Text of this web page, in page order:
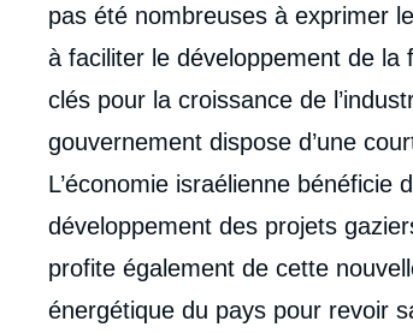
pas été nombreuses à exprimer
à faciliter le développement de la
clés pour la croissance de
gouvernement dispose d’une
L’économie israélienne bénéficie
développement des projets
profite également de cette
énergétique du pays pour revoir